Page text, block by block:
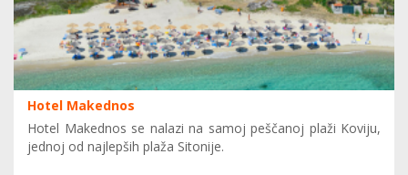
Hotel Makednos
Hotel Makednos se nalazi na samoj peščanoj plaži Koviju,
jednoj od najlepših plaža Sitonije.